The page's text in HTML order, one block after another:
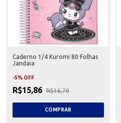
Caderno 1/4 Kuromi 80 Folhas
Jandaia
-5% OFF
R$15,86 R$16,70